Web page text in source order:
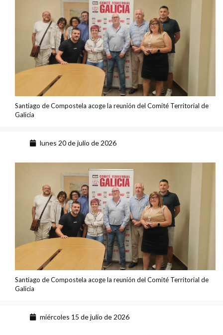
Santiago de Compostela acoge la reunión del Comité Territorial de
Galicia
lunes 20 de julio de 2026
Santiago de Compostela acoge la reunión del Comité Territorial de
Galicia
miércoles 15 de julio de 2026